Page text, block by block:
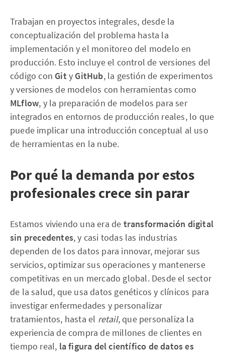
Trabajan en proyectos integrales, desde la
conceptualización del problema hasta la
implementación y el monitoreo del modelo en
producción. Esto incluye el control de versiones del
código con Git y GitHub, la gestión de experimentos
y versiones de modelos con herramientas como
MLflow, y la preparación de modelos para ser
integrados en entornos de producción reales, lo que
puede implicar una introducción conceptual al uso
de herramientas en la nube.
Por qué la demanda por estos
profesionales crece sin parar
Estamos viviendo una era de transformación digital
sin precedentes, y casi todas las industrias
dependen de los datos para innovar, mejorar sus
servicios, optimizar sus operaciones y mantenerse
competitivas en un mercado global. Desde el sector
de la salud, que usa datos genéticos y clínicos para
investigar enfermedades y personalizar
tratamientos, hasta el retail, que personaliza la
experiencia de compra de millones de clientes en
tiempo real, la figura del científico de datos es